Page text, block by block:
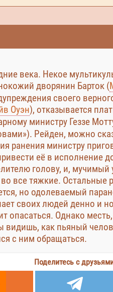
века. Некое
дворянин Барток (
своего
Оуэн), отказывается
министру Геззе
Рейден, можно
ранения министру
её в исполнение
голову, и, мучимый
все тяжкие. Остальные
но одолеваемый
своих людей денно и
опасаться. Однако
видишь, как пьяный
с ним обращаться.
Поделитесь с